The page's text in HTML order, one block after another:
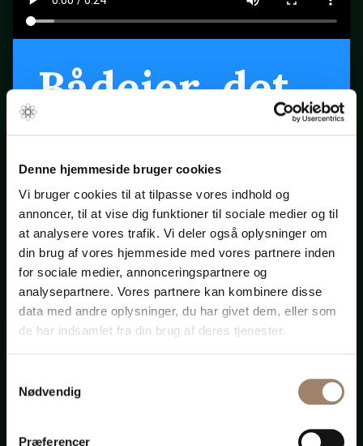
Denne hjemmeside bruger cookies
Vi bruger cookies til at tilpasse vores indhold og
annoncer, til at vise dig funktioner til sociale medier og til
at analysere vores trafik. Vi deler også oplysninger om
din brug af vores hjemmeside med vores partnere inden
for sociale medier, annonceringspartnere og
analysepartnere. Vores partnere kan kombinere disse
data med andre oplysninger, du har givet dem, eller som
de har indsamlet fra din brug af deres tjenester.
Nødvendig
Præferencer
Bådejer, det
er snart
forår ...
Klik på startpilen ovenfor
Bådadvokaten.dk
Advokat-